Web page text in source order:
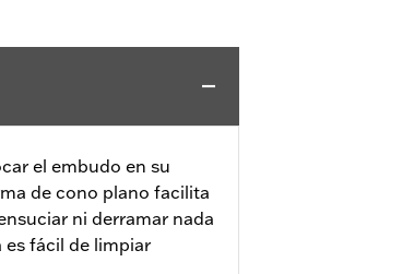
el embudo en su
de cono plano facilita
ni derramar nada
es fácil de limpiar